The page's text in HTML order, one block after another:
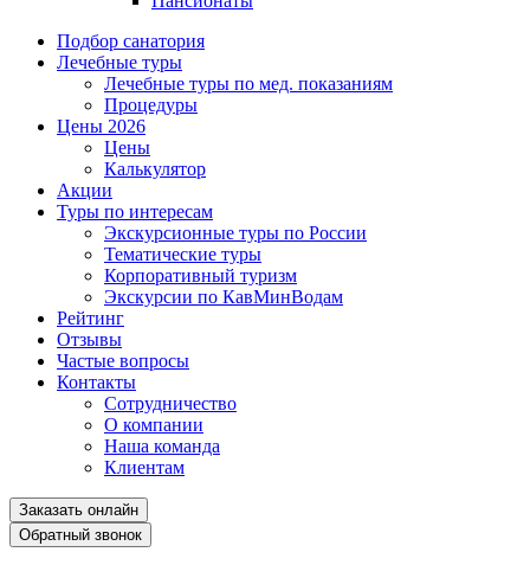
Подбор санатория
Лечебные туры
Лечебные туры по мед. показаниям
Процедуры
Цены 2026
Цены
Калькулятор
Акции
Туры по интересам
Экскурсионные туры по России
Тематические туры
Корпоративный туризм
Экскурсии по КавМинВодам
Рейтинг
Отзывы
Частые вопросы
Контакты
Сотрудничество
О компании
Наша команда
Клиентам
Заказать онлайн
Обратный звонок